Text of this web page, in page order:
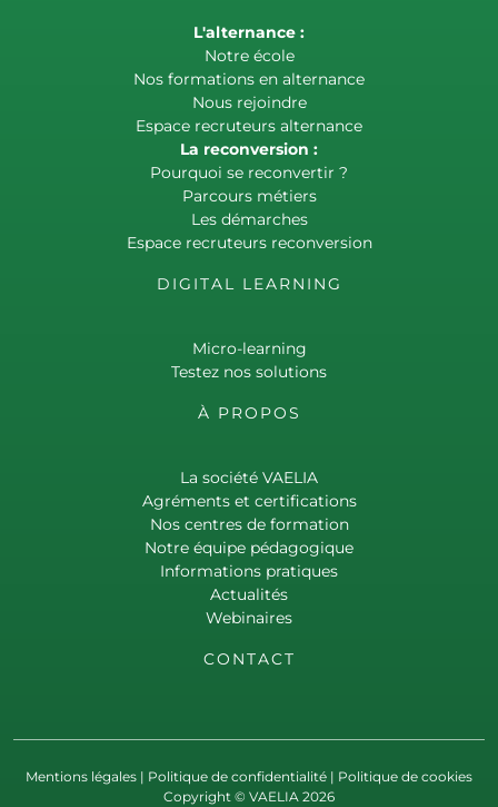
L'alternance :
Notre école
Nos formations en alternance
Nous rejoindre
Espace recruteurs alternance
La reconversion :
Pourquoi se reconvertir ?
Parcours métiers
Les démarches
Espace recruteurs reconversion
DIGITAL LEARNING
Micro-learning
Testez nos solutions
À PROPOS
La société VAELIA
Agréments et certifications
Nos centres de formation
Notre équipe pédagogique
Informations pratiques
Actualités
Webinaires
CONTACT
Mentions légales | Politique de confidentialité | Politique de cookies
Copyright © VAELIA 2026